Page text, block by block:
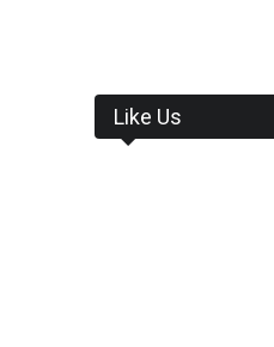
Like Us